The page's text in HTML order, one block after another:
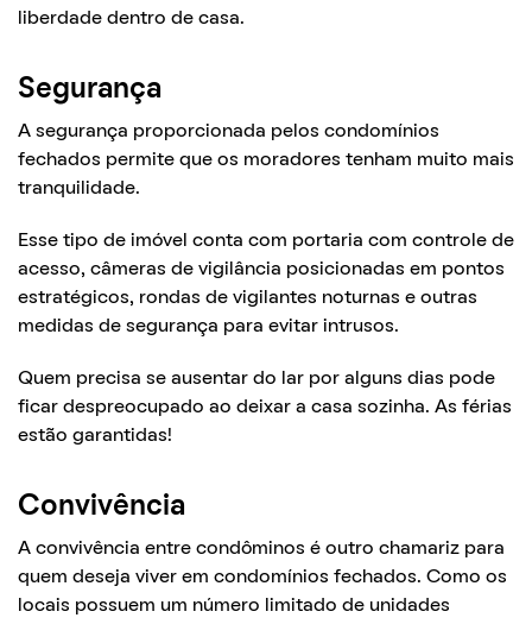
liberdade dentro de casa.
Segurança
A segurança proporcionada pelos condomínios
fechados permite que os moradores tenham muito mais
tranquilidade.
Esse tipo de imóvel conta com portaria com controle de
acesso, câmeras de vigilância posicionadas em pontos
estratégicos, rondas de vigilantes noturnas e outras
medidas de segurança para evitar intrusos.
Quem precisa se ausentar do lar por alguns dias pode
ficar despreocupado ao deixar a casa sozinha. As férias
estão garantidas!
Convivência
A convivência entre condôminos é outro chamariz para
quem deseja viver em condomínios fechados. Como os
locais possuem um número limitado de unidades